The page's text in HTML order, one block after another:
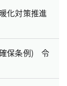
化対策推進
確保条例) 令